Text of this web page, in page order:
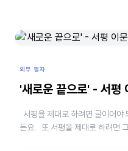
외부 필자
'새로운 끝으로' - 서평
서평을 제대로 하려면 글이어야
든요. 또 서평을 제대로 하려면